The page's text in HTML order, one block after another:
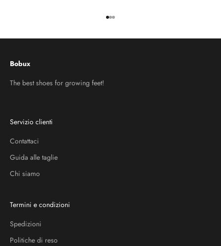
Vai all'articolo 1
Vai all'articolo 2
Vai all'articolo 3
Bobux
The best shoes for growing feet!
Servizio clienti
Contattaci
Guida alle taglie
Chi siamo
Termini e condizioni
Spedizioni
Politiche di reso